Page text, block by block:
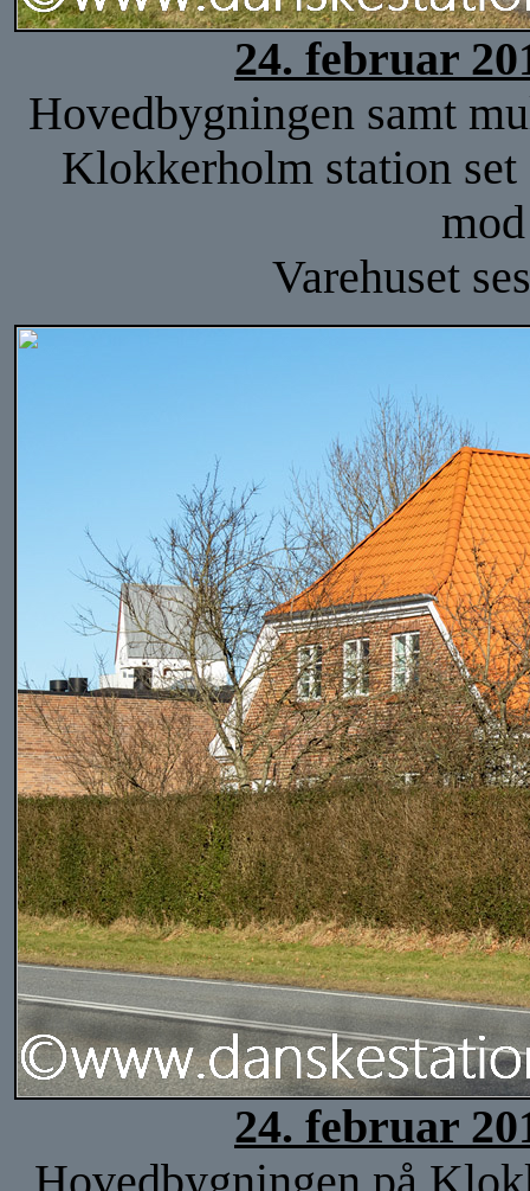
24. februar
Hovedbygningen samt
Klokkerholm station
Varehuset
24. februar